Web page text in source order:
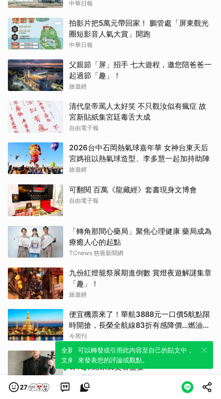
中華日報
拍影片把5萬元帶回家！ 鵬管處「屏東觀光
圈短影音人氣大賞」開跑
中華日報
父親節「屏」招手 七大遊程，邀您陪爸爸一
起過節「趣」！
旅遊經
清代皇帝罵人太好笑 不只觀汝似有瘋症 故
宮新貼紙集宮廷毒舌大成
自由電子報
2026台中石岡熱氣球嘉年華 女神台東天后
宮媽祖以熱氣球造型、李多慧一起加持助陣
旅遊經
可翻閱 百萬《龍藏經》套書現身文博會
自由電子報
「轉角那間心藥局」聚焦心理健康 藥局成為
療癒人心的起點
TCnews 慈善新聞網
九份紅燈籠祭展期進倒數 賞燈夜遊解謎集章
「趣」！
旅遊經
便宜機票來了！華航3888元一口價5航點限
時開搶，長榮全航線83折有感降價…燃油稅
8/9調漲早買早省
今周刊
亞洲青年管弦樂團大提琴手李易修來自嘉義
8/16帶給家鄉交響盛宴
自由電子報
27
全新體驗！一鍵引用此內容，透過發布貼
文來輕鬆表達個人立場。
可以轉發或引用此內容至自己的貼文中，
來發表您的評論或觀點。